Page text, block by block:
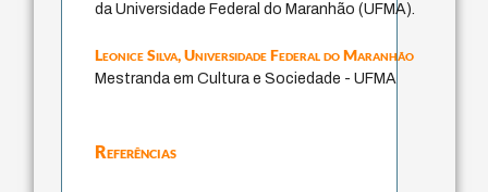
da Universidade Federal do Maranhão (UFMA).
Leonice Silva,Universidade Federal do Maranhão
Mestranda em Cultura e Sociedade - UFMA
Referências